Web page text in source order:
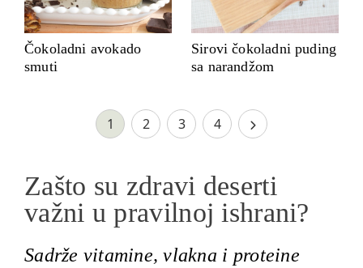
Čokoladni avokado
smuti
Sirovi čokoladni puding
sa narandžom
1 2 3 4
Zašto su zdravi deserti
važni u pravilnoj ishrani?
Sadrže vitamine, vlakna i proteine